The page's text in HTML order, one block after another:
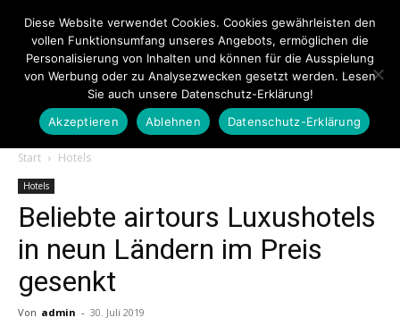
Touristiknews.de
|
Start Hotels
Hotels
Beliebte airtours Luxushotels
in neun Ländern im Preis
gesenkt
Von admin - 30. Juli 2019
Diese Website verwendet Cookies. Cookies gewährleisten den
vollen Funktionsumfang unseres Angebots, ermöglichen die
Personalisierung von Inhalten und können für die Ausspielung
von Werbung oder zu Analysezwecken gesetzt werden. Lesen
Sie auch unsere Datenschutz-Erklärung!
Akzeptieren
Ablehnen Datenschutz-Erklärung